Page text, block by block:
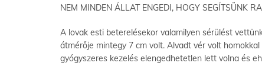
NEM MINDEN ÁLLAT ENGEDI, HOGY SEGÍTSÜNK
A lovak esti beterelésekor valamilyen sérülést
átmérője mintegy 7 cm volt. Alvadt vér volt
gyógyszeres kezelés elengedhetetlen lett volna és